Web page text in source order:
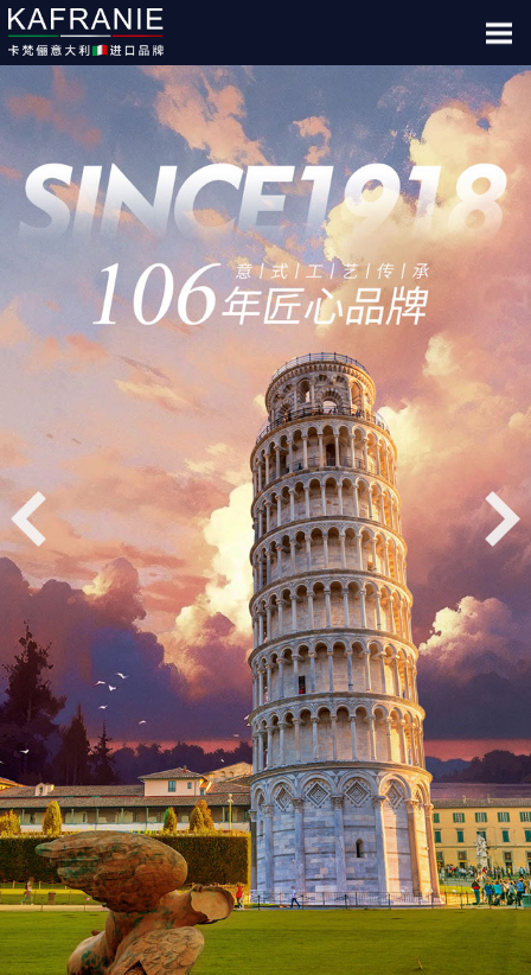
品牌/BRAND
艺术/ART
建筑/BUILD
招商/JOIN
新闻/NEWS
体验馆/VR
联系我们/CONT